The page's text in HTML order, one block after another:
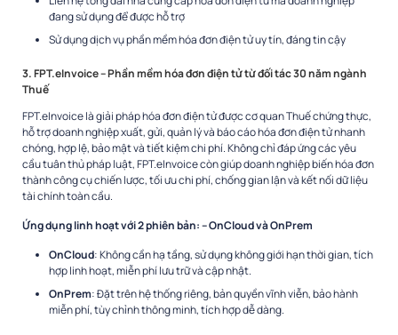
đang sử dụng để được hỗ trợ
Sử dụng dịch vụ phần mềm hóa đơn điện tử uy tín, đáng tin cậy
3. FPT.eInvoice – Phần mềm hóa đơn điện tử từ đối tác 30 năm ngành
Thuế
FPT.eInvoice là giải pháp hóa đơn điện tử được cơ quan Thuế chứng thực,
hỗ trợ doanh nghiệp xuất, gửi, quản lý và báo cáo hóa đơn điện tử nhanh
chóng, hợp lệ, bảo mật và tiết kiệm chi phí. Không chỉ đáp ứng các yêu
cầu tuân thủ pháp luật, FPT.eInvoice còn giúp doanh nghiệp biến hóa đơn
thành công cụ chiến lược, tối ưu chi phí, chống gian lận và kết nối dữ liệu
tài chính toàn cầu.
Ứng dụng linh hoạt với 2 phiên bản: – OnCloud và OnPrem
OnCloud: Không cần hạ tầng, sử dụng không giới hạn thời gian, tích
hợp linh hoạt, miễn phí lưu trữ và cập nhật.
OnPrem: Đặt trên hệ thống riêng, bản quyền vĩnh viễn, bảo hành
miễn phí, tùy chỉnh thông minh, tích hợp dễ dàng.